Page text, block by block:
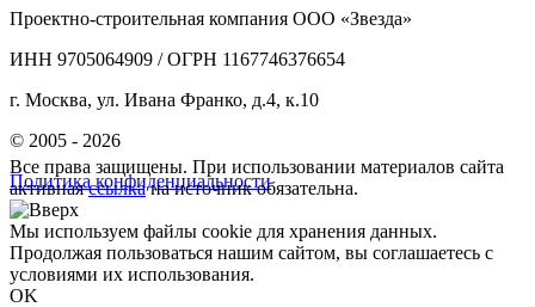
Проектно-строительная компания ООО «Звезда»
ИНН 9705064909 / ОГРН 1167746376654
г. Москва, ул. Ивана Франко, д.4, к.10
© 2005 - 2026
Политика конфиденциальности
Все права защищены. При использовании материалов сайта
активнаяссылкана источник обязательна.
Мы используем файлы cookie для хранения данных.
Продолжая пользоваться нашим сайтом, вы соглашаетесь с
условиями их использования.
OK